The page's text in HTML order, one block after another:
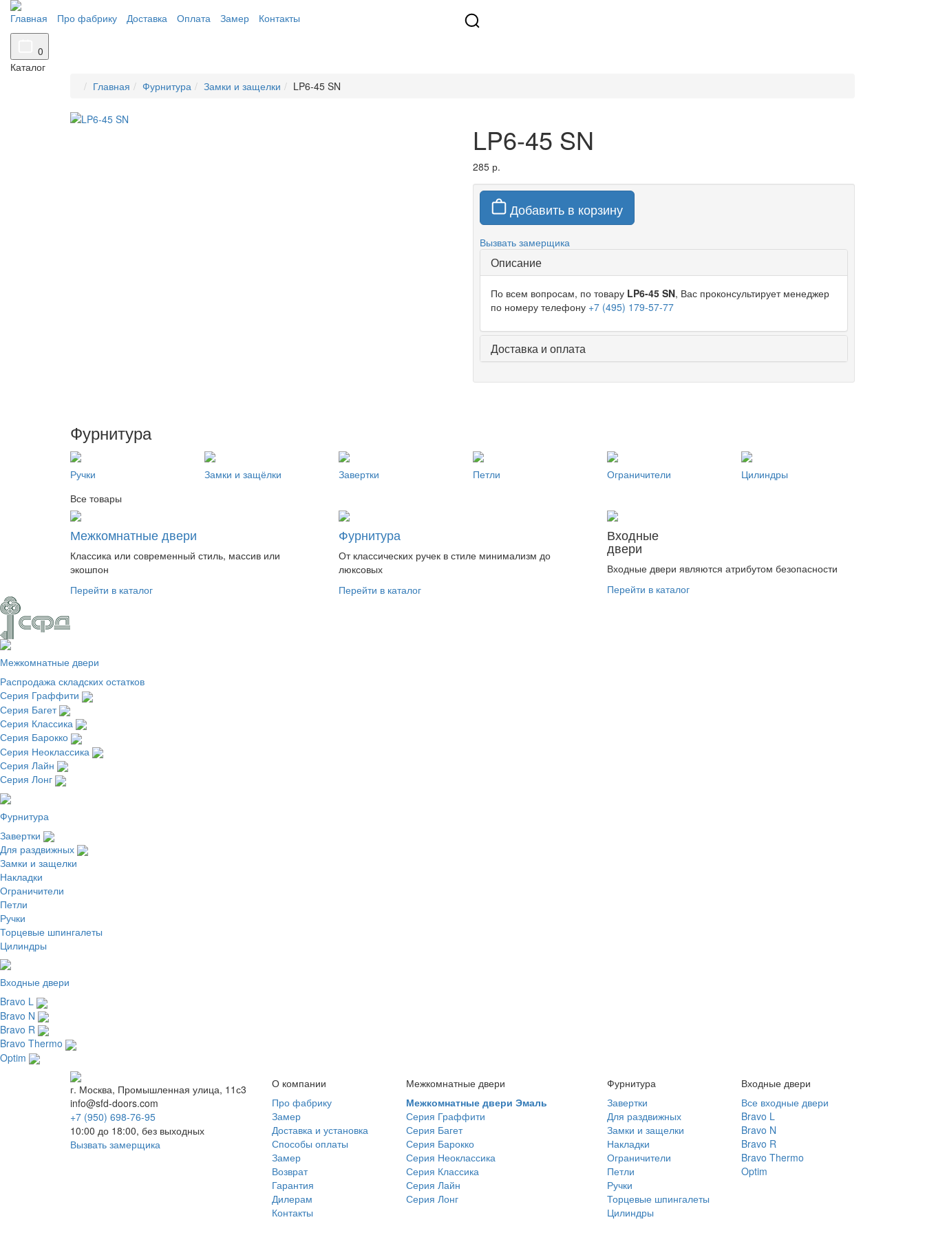
Главная Про фабрику Доставка Оплата Замер Контакты
0
Каталог
Главная
Фурнитура Замки и защелки LP6-45 SN
LP6-45 SN
285 р.
Добавить в корзину
Вызвать замерщика
Описание
По всем вопросам, по товару LP6-45 SN, Вас проконсультирует менеджер
по номеру телефону +7 (495) 179-57-77
Доставка и оплата
Фурнитура
Ручки Замки и защёлки Завертки Петли Ограничители
Цилиндры
Все товары
Межкомнатные двери
Классика или современный стиль, массив или
экошпон
Перейти в каталог
Фурнитура
От классических ручек в стиле минимализм до
люксовых
Перейти в каталог
Входные
двери
Входные двери являются атрибутом безопасности
Перейти в каталог
Межкомнатные двери
Распродажа складских остатков
Серия Граффити
Серия Багет
Серия Классика
Серия Барокко
Серия Неоклассика
Серия Лайн
Серия Лонг
Фурнитура
Завертки
Для раздвижных
Замки и защелки
Накладки
Ограничители
Петли
Ручки
Торцевые шпингалеты
Цилиндры
Входные двери
Bravo L
Bravo N
Bravo R
Bravo Thermo
Optim
г. Москва, Промышленная улица, 11с3
info@sfd-doors.com
+7 (950) 698-76-95
10:00 до 18:00, без выходных
Вызвать замерщика
О компании
Про фабрику
Замер
Доставка и установка
Способы оплаты
Замер
Возврат
Гарантия
Дилерам
Контакты
Межкомнатные двери
Межкомнатные двери Эмаль
Серия Граффити
Серия Багет
Серия Барокко
Серия Неоклассика
Серия Классика
Серия Лайн
Серия Лонг
Фурнитура
Завертки
Для раздвижных
Замки и защелки
Накладки
Ограничители
Петли
Ручки
Торцевые шпингалеты
Цилиндры
Входные двери
Все входные двери
Bravo L
Bravo N
Bravo R
Bravo Thermo
Optim